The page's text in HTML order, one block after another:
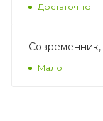
Достаточно
Современник,
Мало